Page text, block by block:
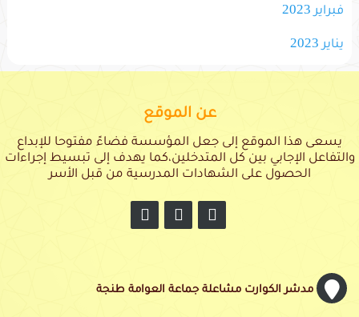
فبراير 2023
يناير 2023
عن الموقع
يسعى هذا الموقع إلى جعل المؤسسة فضاءً مفتوحا للإبداع
والتفاعل الإجابي بين كل المتدخلين،كما يهدف إلى تبسيط إجراءات
الحصول على الشهادات المدرسية من قبل الأسر
مدشر الكوارت مشاعلة جماعة العوامة طنجة